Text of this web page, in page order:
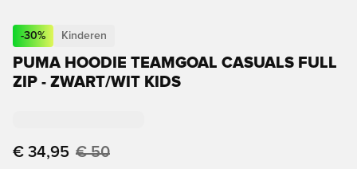
-30% Kinderen
PUMA HOODIE TEAMGOAL CASUALS FULL
ZIP - ZWART/WIT KIDS
€ 34,95 € 50